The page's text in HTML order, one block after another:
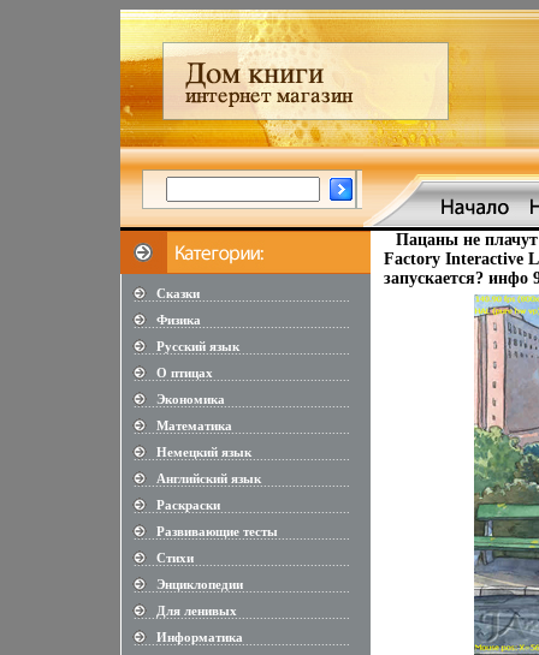
Сказки
............................................................
Физика
............................................................
Русский язык
............................................................
О птицах
............................................................
Экономика
............................................................
Математика
............................................................
Немецкий язык
............................................................
Английский язык
............................................................
Раскраски
............................................................
Развивающие тесты
............................................................
Стихи
............................................................
Энциклопедии
............................................................
Для ленивых
............................................................
Информатика
............................................................
Пацаны не
Factory Interactive
запускается? инфо